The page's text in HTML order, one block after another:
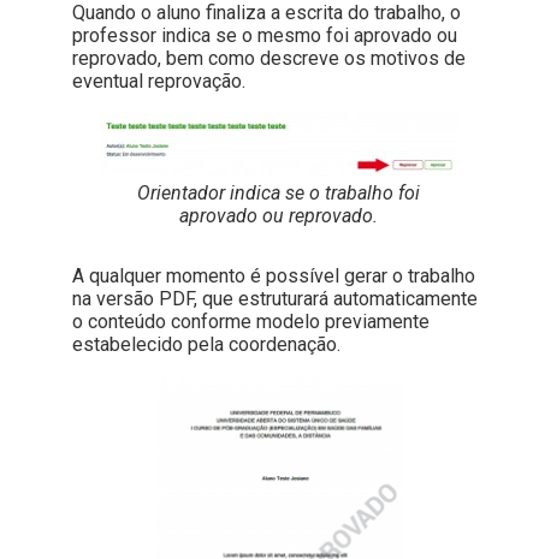
Quando o aluno finaliza a escrita do trabalho, o
professor indica se o mesmo foi aprovado ou
reprovado, bem como descreve os motivos de
eventual reprovação.
Orientador indica se o trabalho foi
aprovado ou reprovado.
A qualquer momento é possível gerar o trabalho
na versão PDF, que estruturará automaticamente
o conteúdo conforme modelo previamente
estabelecido pela coordenação.